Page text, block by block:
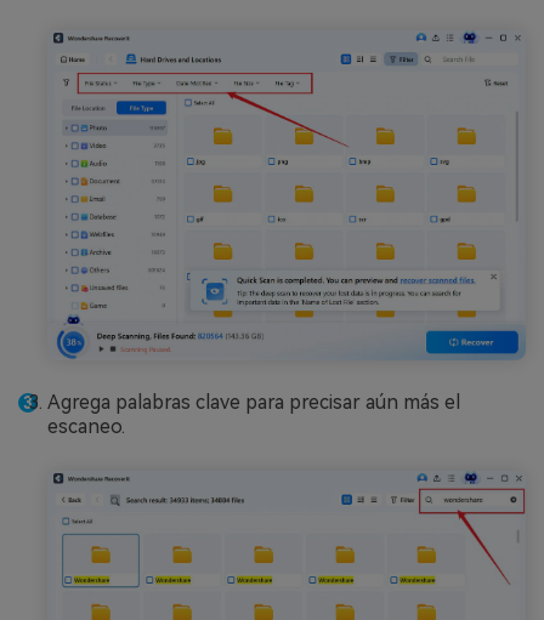
Agrega palabras clave para precisar aún más el
escaneo.